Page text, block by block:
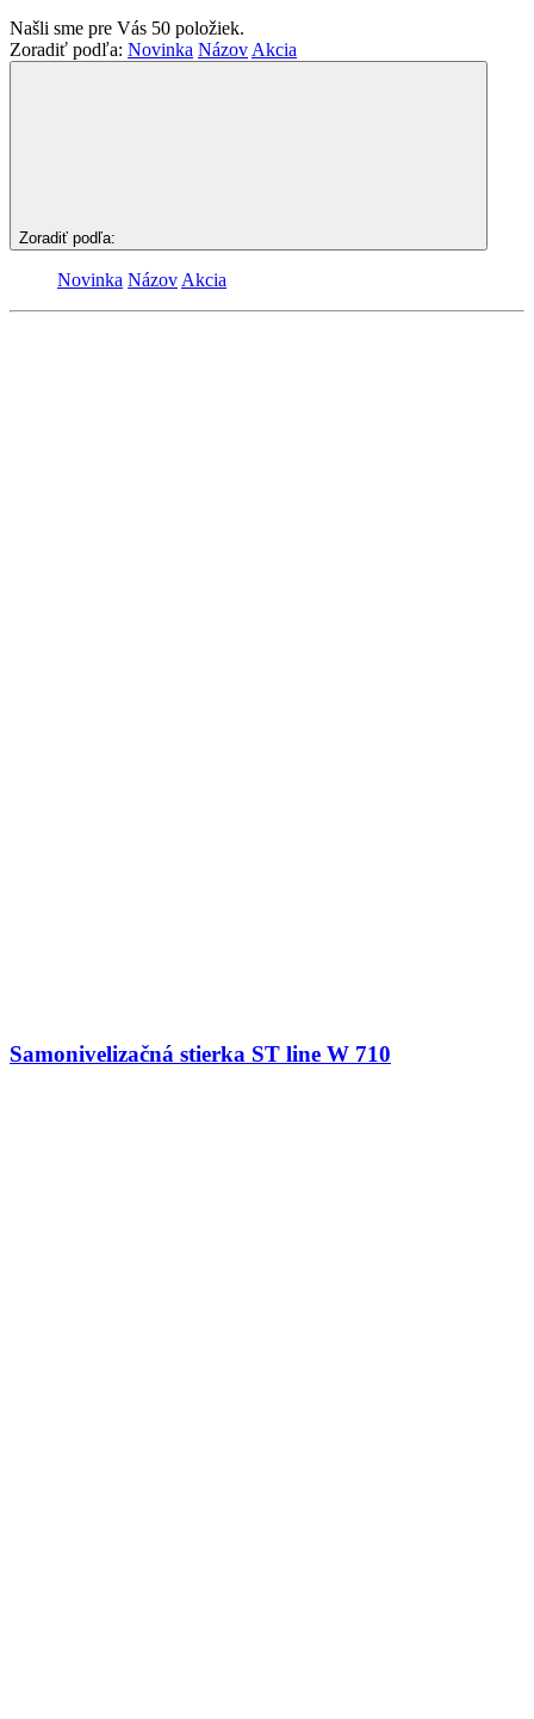
Našli sme pre Vás 50 položiek.
Zoradiť podľa: Novinka Názov Akcia
Zoradiť podľa:
Novinka Názov Akcia
Samonivelizačná stierka ST line W 710